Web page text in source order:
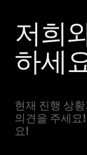
저희
하세
현재 진행 상
의견을 주세요
요!